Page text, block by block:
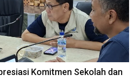
Komitmen Sekolah dan